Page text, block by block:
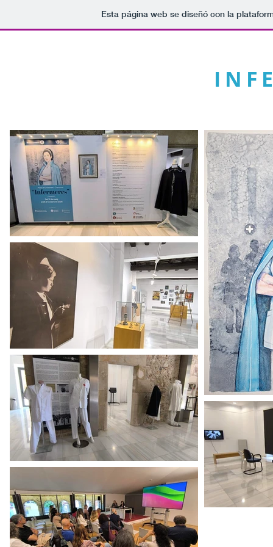
Esta página web se diseñó con la